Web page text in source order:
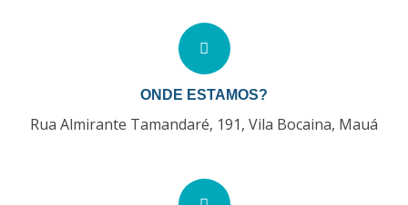
ONDE ESTAMOS?
Rua Almirante Tamandaré, 191, Vila Bocaina, Mauá